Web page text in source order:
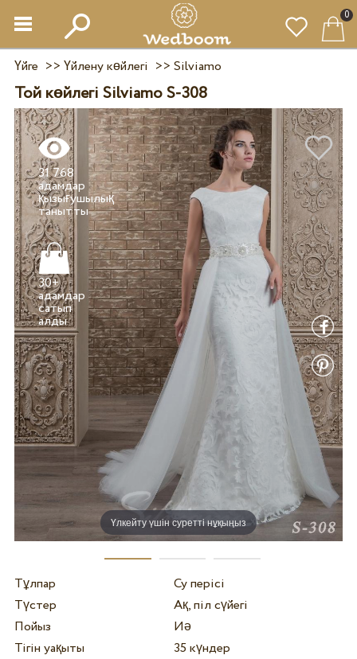
0
Үйге >> Үйлену көйлегі >> Silviamo
Той көйлегі Silviamo S-308
Үлкейту үшін суретті нұқыңыз
31 768
адамдар
қызығушылық
танытты
30+
адамдар
сатып
алды
Тұлпар
Су перісі
Түстер
Ақ, піл сүйегі
Пойыз
Иә
Тігін уақыты
35 күндер